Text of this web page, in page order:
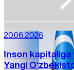
20.06.2026
Inson
Yangi